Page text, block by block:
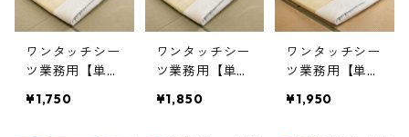
ワンタッチシー
ツ業務用【単
布団カバー ゴ
¥1,750
ワンタッチシー
ツ業務用【単
布団カバー ゴ
¥1,850
ワンタッチシー
ツ業務用【単
布団カバー ゴ
¥1,950